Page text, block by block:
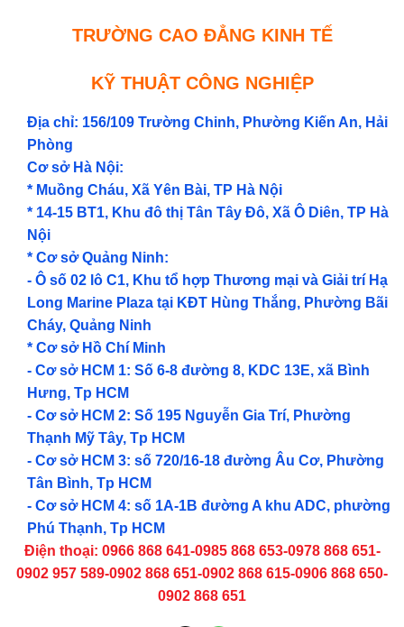
TRƯỜNG CAO ĐẲNG KINH TẾ
KỸ THUẬT CÔNG NGHIỆP
Địa chỉ: 156/109 Trường Chinh, Phường Kiến An, Hải
Phòng
Cơ sở Hà Nội:
* Muồng Cháu, Xã Yên Bài, TP Hà Nội
* 14-15 BT1, Khu đô thị Tân Tây Đô, Xã Ô Diên, TP Hà
Nội
* Cơ sở Quảng Ninh:
- Ô số 02 lô C1, Khu tổ hợp Thương mại và Giải trí Hạ
Long Marine Plaza tại KĐT Hùng Thắng, Phường Bãi
Cháy, Quảng Ninh
* Cơ sở Hồ Chí Minh
- Cơ sở HCM 1: Số 6-8 đường 8, KDC 13E, xã Bình
Hưng, Tp HCM
- Cơ sở HCM 2: Số 195 Nguyễn Gia Trí, Phường
Thạnh Mỹ Tây, Tp HCM
- Cơ sở HCM 3: số 720/16-18 đường Âu Cơ, Phường
Tân Bình, Tp HCM
- Cơ sở HCM 4: số 1A-1B đường A khu ADC, phường
Phú Thạnh, Tp HCM
Điện thoại: 0966 868 641-0985 868 653-0978 868 651-
0902 957 589-0902 868 651-0902 868 615-0906 868 650-
0902 868 651